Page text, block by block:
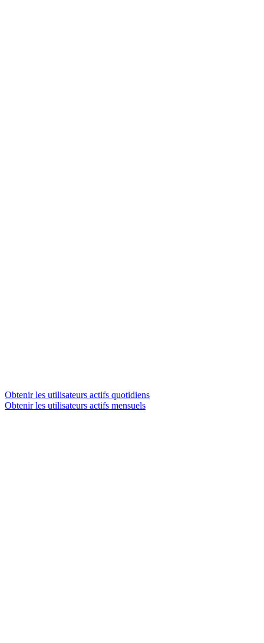
Obtenir les utilisateurs actifs quotidiens
Obtenir les utilisateurs actifs mensuels